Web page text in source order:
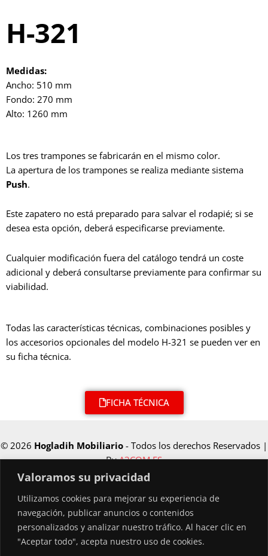
Valoramos su privacidad
Utilizamos cookies para mejorar su experiencia de
navegación, publicar anuncios o contenidos
personalizados y analizar nuestro tráfico. Al hacer clic en
"Aceptar todo", acepta nuestro uso de cookies.
H-321
Medidas:
Ancho: 510 mm
Fondo: 270 mm
Alto: 1260 mm
Los tres trampones se fabricarán en el mismo color.
La apertura de los trampones se realiza mediante sistema
Push.
Este zapatero no está preparado para salvar el rodapié; si se
desea esta opción, deberá especificarse previamente.
Cualquier modificación fuera del catálogo tendrá un coste
adicional y deberá consultarse previamente para confirmar su
viabilidad.
Todas las características técnicas, combinaciones posibles y
los accesorios opcionales del modelo H-321 se pueden ver en
su ficha técnica.
FICHA TÉCNICA
© 2026 Hogladih Mobiliario - Todos los derechos Reservados |
ByA3COM.ES
Financiado por la Unión Europea –
NextGenerationEU